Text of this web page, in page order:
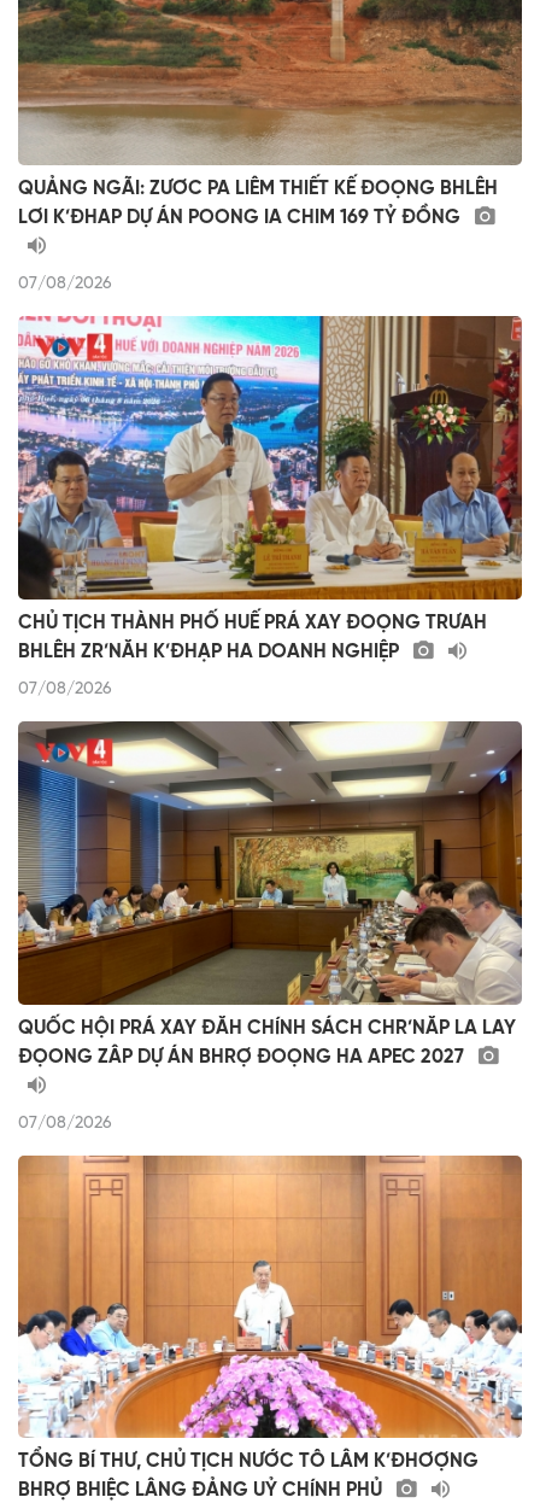
QUẢNG NGÃI: ZƯƠC PA LIÊM THIẾT KẾ ĐOỌNG BHLÊH
LƠI K’ĐHAP DỰ ÁN POONG IA CHIM 169 TỶ ĐỒNG
07/08/2026
CHỦ TỊCH THÀNH PHỐ HUẾ PRÁ XAY ĐOỌNG TRƯAH
BHLÊH ZR’NĂH K’ĐHẠP HA DOANH NGHIỆP
07/08/2026
QUỐC HỘI PRÁ XAY ĐĂH CHÍNH SÁCH CHR’NĂP LA LAY
ĐỌONG ZÂP DỰ ÁN BHRỢ ĐOỌNG HA APEC 2027
07/08/2026
TỔNG BÍ THƯ, CHỦ TỊCH NƯỚC TÔ LÂM K’ĐHƠỢNG
BHRỢ BHIỆC LÂNG ĐẢNG UỶ CHÍNH PHỦ